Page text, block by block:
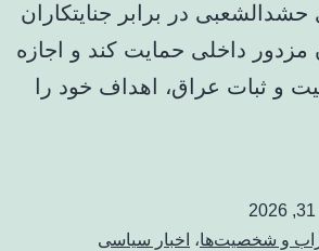
در برابر جنایتکاران
مزدور داخلی حمایت کند و اجازه
و ثبات عراق، اهداف خود را
و شخصیت‌ها، اخبار سیاسی